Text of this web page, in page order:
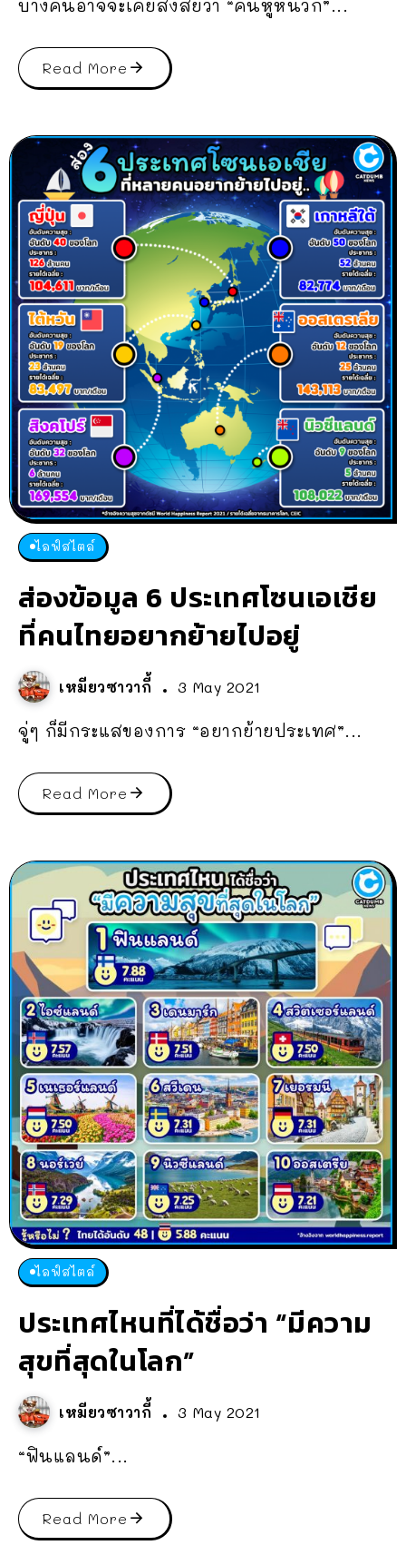
บางคนอาจจะเคยสงสัยว่า “คนหูหนวก”...
Read More
ไลฟ์สไตล์
ส่องข้อมูล 6 ประเทศโซนเอเชีย
ที่คนไทยอยากย้ายไปอยู่
เหมียวซาวากี้ 3 May 2021
จู่ๆ ก็มีกระแสของการ “อยากย้ายประเทศ”...
Read More
ไลฟ์สไตล์
ประเทศไหนที่ได้ชื่อว่า “มีความ
สุขที่สุดในโลก”
เหมียวซาวากี้ 3 May 2021
“ฟินแลนด์”...
Read More